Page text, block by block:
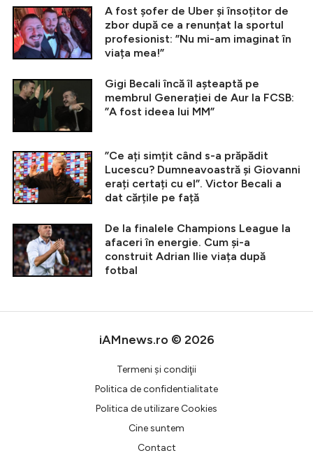
A fost șofer de Uber și însoțitor de
zbor după ce a renunțat la sportul
profesionist: ”Nu mi-am imaginat în
viața mea!”
Gigi Becali încă îl așteaptă pe
membrul Generației de Aur la FCSB:
”A fost ideea lui MM”
”Ce ați simțit când s-a prăpădit
Lucescu? Dumneavoastră și Giovanni
erați certați cu el”. Victor Becali a
dat cărțile pe față
De la finalele Champions League la
afaceri în energie. Cum și-a
construit Adrian Ilie viața după
fotbal
iAMnews.ro © 2026
Termeni şi condiţii
Politica de confidentialitate
Politica de utilizare Cookies
Cine suntem
Contact